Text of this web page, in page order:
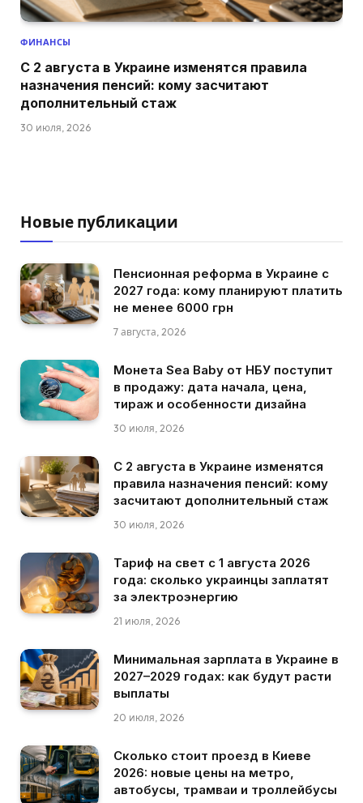
ФИНАНСЫ
С 2 августа в Украине изменятся правила
назначения пенсий: кому засчитают
дополнительный стаж
30 июля, 2026
Новые публикации
Пенсионная реформа в Украине с
2027 года: кому планируют платить
не менее 6000 грн
7 августа, 2026
Монета Sea Baby от НБУ поступит
в продажу: дата начала, цена,
тираж и особенности дизайна
30 июля, 2026
С 2 августа в Украине изменятся
правила назначения пенсий: кому
засчитают дополнительный стаж
30 июля, 2026
Тариф на свет с 1 августа 2026
года: сколько украинцы заплатят
за электроэнергию
21 июля, 2026
Минимальная зарплата в Украине в
2027–2029 годах: как будут расти
выплаты
20 июля, 2026
Сколько стоит проезд в Киеве
2026: новые цены на метро,
автобусы, трамваи и троллейбусы